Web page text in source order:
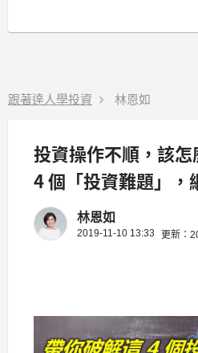
跟著達人學投資 林恩如
投資操作不順，該
4 個「投資難題」，
盲點！林恩如
2019-11-10 13:33 更新：